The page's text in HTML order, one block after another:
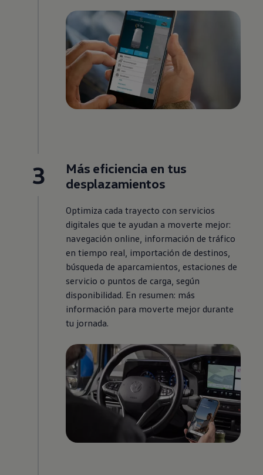
3
Más eficiencia en tus
desplazamientos
Optimiza cada trayecto con servicios
digitales que te ayudan a moverte mejor:
navegación online, información de tráfico
en tiempo real, importación de destinos,
búsqueda de aparcamientos, estaciones de
servicio o puntos de carga, según
disponibilidad. En resumen: más
información para moverte mejor durante
tu jornada.